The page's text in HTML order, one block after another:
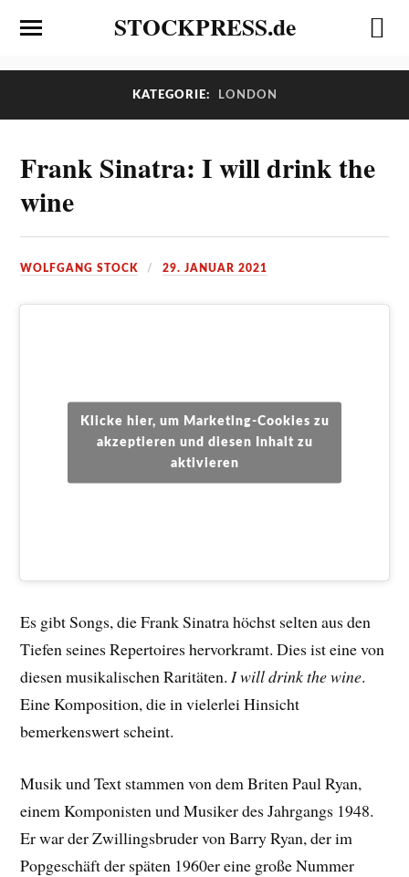
STOCKPRESS.de
KATEGORIE: LONDON
Frank Sinatra: I will drink the
wine
WOLFGANG STOCK 29. JANUAR 2021
Klicke hier, um Marketing-Cookies zu
akzeptieren und diesen Inhalt zu
aktivieren
Es gibt Songs, die Frank Sinatra höchst selten aus den
Tiefen seines Repertoires hervorkramt. Dies ist eine von
diesen musikalischen Raritäten.I will drink the wine.
Eine Komposition, die in vielerlei Hinsicht
bemerkenswert scheint.
Musik und Text stammen von dem Briten Paul Ryan,
einem Komponisten und Musiker des Jahrgangs 1948.
Er war der Zwillingsbruder von Barry Ryan, der im
Popgeschäft der späten 1960er eine große Nummer